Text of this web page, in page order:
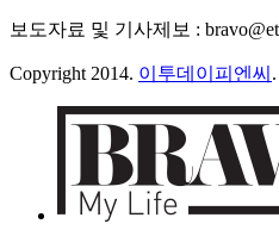
보도자료 및 기사제보 :
Copyright 2014. 이투데이피엔씨